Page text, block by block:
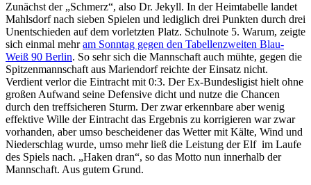
Zunächst der „Schmerz“, also Dr. Jekyll. In der Heimtabelle landet
Mahlsdorf nach sieben Spielen und lediglich drei Punkten durch drei
Unentschieden auf dem vorletzten Platz. Schulnote 5. Warum, zeigte
sich einmal mehram Sonntag gegen den Tabellenzweiten Blau-
Weiß 90 Berlin. So sehr sich die Mannschaft auch mühte, gegen die
Spitzenmannschaft aus Mariendorf reichte der Einsatz nicht.
Verdient verlor die Eintracht mit 0:3. Der Ex-Bundesligist hielt ohne
großen Aufwand seine Defensive dicht und nutze die Chancen
durch den treffsicheren Sturm. Der zwar erkennbare aber wenig
effektive Wille der Eintracht das Ergebnis zu korrigieren war zwar
vorhanden, aber umso bescheidener das Wetter mit Kälte, Wind und
Niederschlag wurde, umso mehr ließ die Leistung der Elf im Laufe
des Spiels nach. „Haken dran“, so das Motto nun innerhalb der
Mannschaft. Aus gutem Grund.